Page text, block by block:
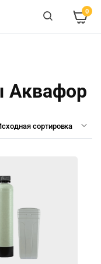
0
Аквафор